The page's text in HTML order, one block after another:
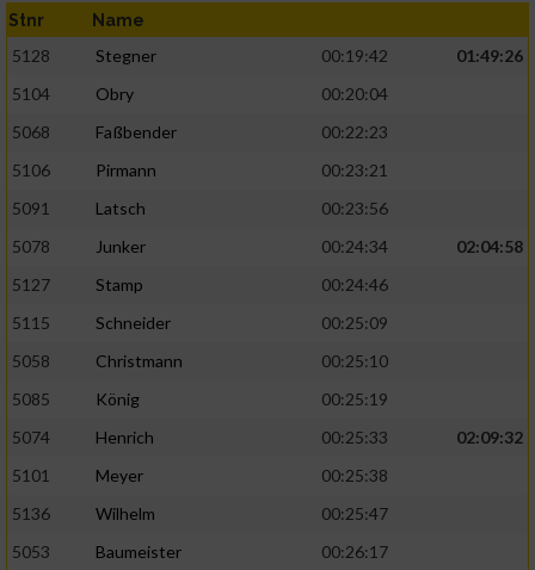
Stnr Name
5128 Stegner 00:19:42
01:49:26
5104
Obry
00:20:04
5068
Faßbender
00:22:23
5106
Pirmann
00:23:21
5091
Latsch
00:23:56
5078
Junker 00:24:34
02:04:58
5127
Stamp
00:24:46
5115
Schneider
00:25:09
5058
Christmann
00:25:10
5085
König
00:25:19
5074
Henrich 00:25:33
02:09:32
5101
Meyer
00:25:38
5136
Wilhelm
00:25:47
5053
Baumeister
00:26:17